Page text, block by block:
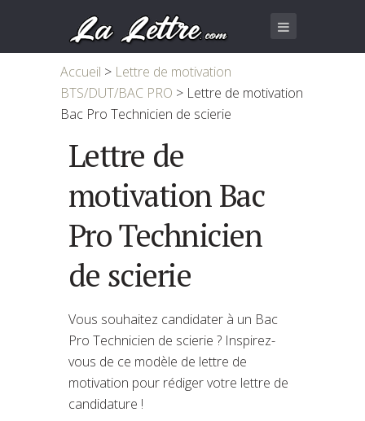
Accueil > Lettre de motivation
BTS/DUT/BAC PRO > Lettre de motivation
Bac Pro Technicien de scierie
Lettre de
motivation Bac
Pro Technicien
de scierie
Vous souhaitez candidater à un Bac
Pro Technicien de scierie ? Inspirez-
vous de ce modèle de lettre de
motivation pour rédiger votre lettre de
candidature !